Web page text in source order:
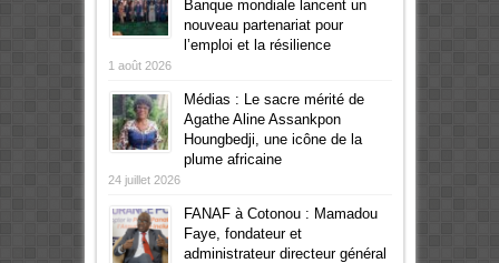
Banque mondiale lancent un
nouveau partenariat pour
l’emploi et la résilience
1 août 2026
Médias : Le sacre mérité de
Agathe Aline Assankpon
Houngbedji, une icône de la
plume africaine
24 juillet 2026
FANAF à Cotonou : Mamadou
Faye, fondateur et
administrateur directeur général